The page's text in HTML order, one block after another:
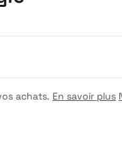
achats. En savoir plus